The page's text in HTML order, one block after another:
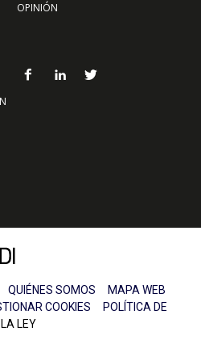
OPINIÓN
QUIÉNES SOMOS
MAPA WEB
COOKIES
POLÍTICA DE
LEY